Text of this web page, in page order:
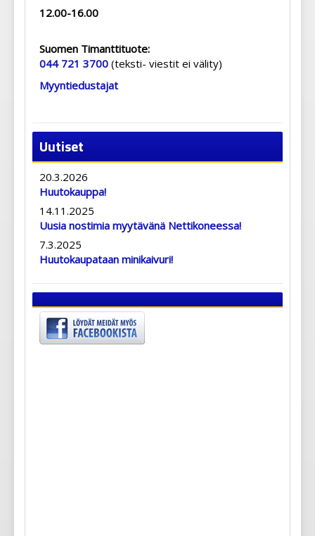
12.00-16.00
Suomen Timanttituote:
044 721 3700 (teksti- viestit ei välity)
Myyntiedustajat
Uutiset
20.3.2026
Huutokauppa!
14.11.2025
Uusia nostimia myytävänä Nettikoneessa!
7.3.2025
Huutokaupataan minikaivuri!